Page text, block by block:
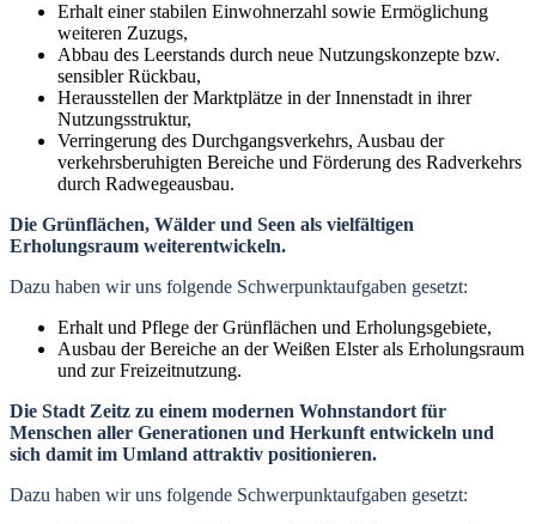
Erhalt einer stabilen Einwohnerzahl sowie Ermöglichung
weiteren Zuzugs,
Abbau des Leerstands durch neue Nutzungskonzepte bzw.
sensibler Rückbau,
Herausstellen der Marktplätze in der Innenstadt in ihrer
Nutzungsstruktur,
Verringerung des Durchgangsverkehrs, Ausbau der
verkehrsberuhigten Bereiche und Förderung des Radverkehrs
durch Radwegeausbau.
Die Grünflächen, Wälder und Seen als vielfältigen
Erholungsraum weiterentwickeln.
Dazu haben wir uns folgende Schwerpunktaufgaben gesetzt:
Erhalt und Pflege der Grünflächen und Erholungsgebiete,
Ausbau der Bereiche an der Weißen Elster als Erholungsraum
und zur Freizeitnutzung.
Die Stadt Zeitz zu einem modernen Wohnstandort für
Menschen aller Generationen und Herkunft entwickeln und
sich damit im Umland attraktiv positionieren.
Dazu haben wir uns folgende Schwerpunktaufgaben gesetzt: